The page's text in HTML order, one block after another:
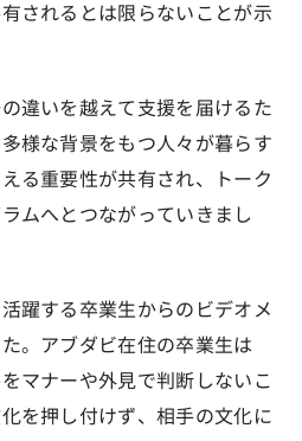
されるとは限らないことが示
違いを越えて支援を届けるた
様な背景をもつ人々が暮らす
る重要性が共有され、トーク
ムへとつながっていきまし
躍する卒業生からのビデオメ
。アブダビ在住の卒業生は
マナーや外見で判断しないこ
を押し付けず、相手の文化に